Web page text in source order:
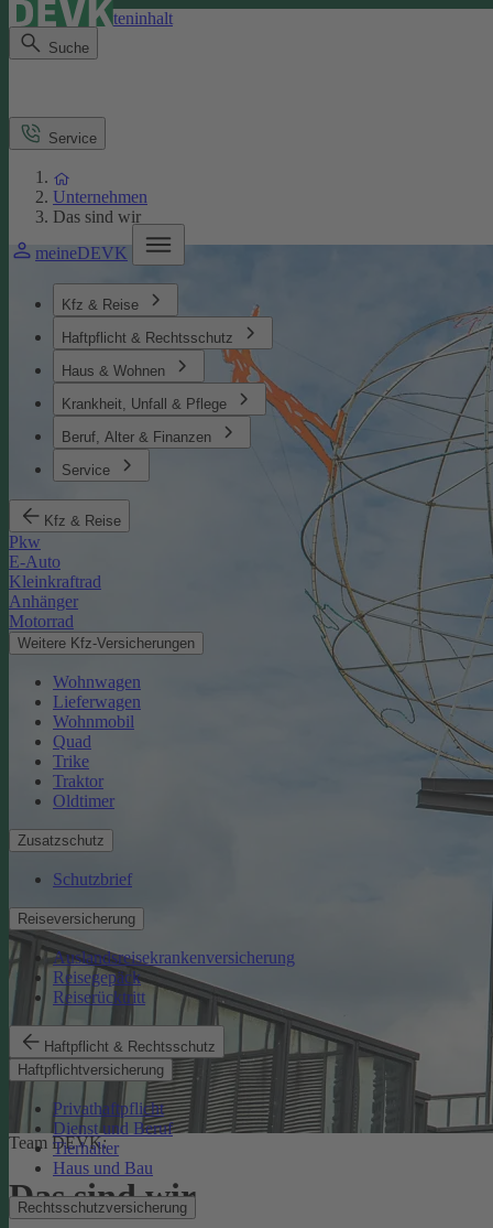
Direkt zum Seiteninhalt
Suche
meineDEVK
Kfz & Reise
Haftpflicht & Rechtsschutz
Haus & Wohnen
Krankheit, Unfall & Pflege
Beruf, Alter & Finanzen
Service
Kfz & Reise
Pkw
E-Auto
Kleinkraftrad
Anhänger
Motorrad
Weitere Kfz-Versicherungen
Wohnwagen
Lieferwagen
Wohnmobil
Quad
Trike
Traktor
Oldtimer
Zusatzschutz
Schutzbrief
Reiseversicherung
Auslandsreisekrankenversicherung
Reisegepäck
Reiserücktritt
Haftpflicht & Rechtsschutz
Haftpflichtversicherung
Privathaftpflicht
Dienst und Beruf
Tierhalter
Haus und Bau
Rechtsschutzversicherung
Service
Unternehmen
Das sind wir
Team DEVK:
Das sind wir